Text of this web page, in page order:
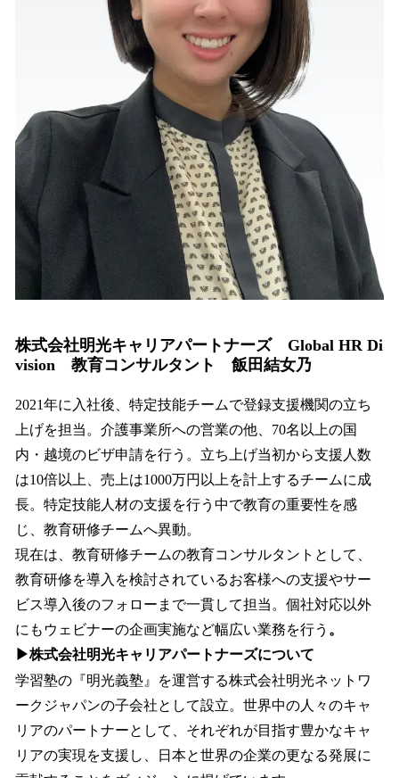
株式会社明光キャリアパートナーズ Global HR Di
vision 教育コンサルタント 飯田結女乃
2021年に入社後、特定技能チームで登録支援機関の立ち
上げを担当。介護事業所への営業の他、70名以上の国
内・越境のビザ申請を行う。立ち上げ当初から支援人数
は10倍以上、売上は1000万円以上を計上するチームに成
長。特定技能人材の支援を行う中で教育の重要性を感
じ、教育研修チームへ異動。
現在は、教育研修チームの教育コンサルタントとして、
教育研修を導入を検討されているお客様への支援やサー
ビス導入後のフォローまで一貫して担当。個社対応以外
にもウェビナーの企画実施など幅広い業務を行う 。
▶株式会社明光キャリアパートナーズについて
学習塾の『明光義塾』を運営する株式会社明光ネットワ
ークジャパンの子会社として設立。世界中の人々のキャ
リアのパートナーとして、それぞれが目指す豊かなキャ
リアの実現を支援し、日本と世界の企業の更なる発展に